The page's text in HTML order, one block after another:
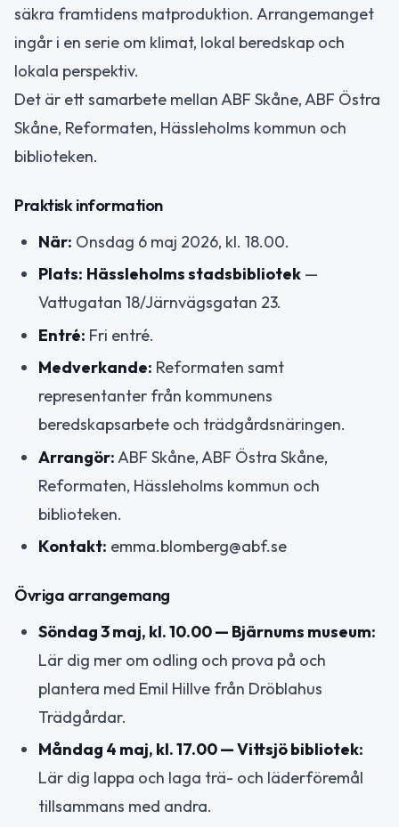
säkra framtidens matproduktion. Arrangemanget
ingår i en serie om klimat, lokal beredskap och
lokala perspektiv.
Det är ett samarbete mellan ABF Skåne, ABF Östra
Skåne, Reformaten, Hässleholms kommun och
biblioteken.
Praktisk information
När: Onsdag 6 maj 2026, kl. 18.00.
Plats: Hässleholms stadsbibliotek —
Vattugatan 18/Järnvägsgatan 23.
Entré: Fri entré.
Medverkande: Reformaten samt
representanter från kommunens
beredskapsarbete och trädgårdsnäringen.
Arrangör:ABF Skåne, ABF Östra Skåne,
Reformaten, Hässleholms kommun och
biblioteken.
Kontakt: emma.blomberg@abf.se
Övriga arrangemang
Söndag 3 maj, kl. 10.00 — Bjärnums museum:
Lär dig mer om odling och prova på och
plantera med Emil Hillve från Dröblahus
Trädgårdar.
Måndag 4 maj, kl. 17.00 — Vittsjö bibliotek:
Lär dig lappa och laga trä- och läderföremål
tillsammans med andra.